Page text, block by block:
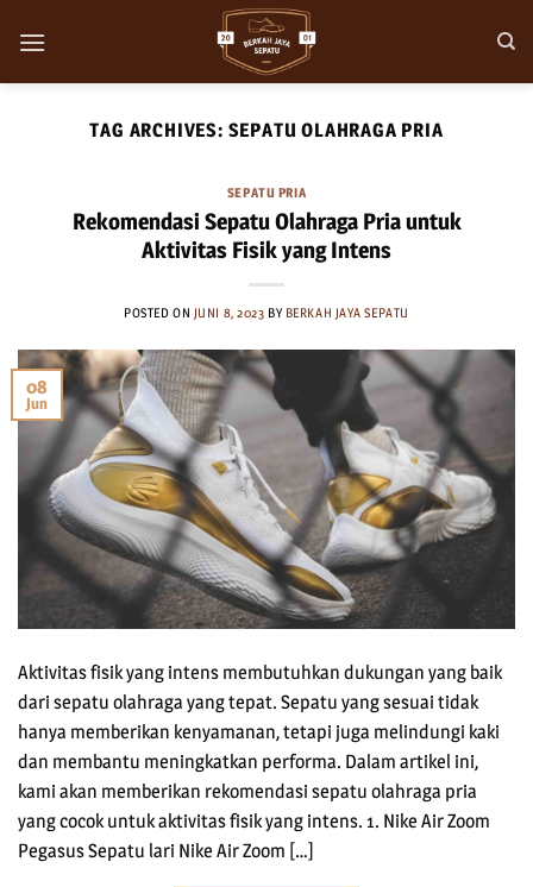
TAG ARCHIVES: SEPATU OLAHRAGA PRIA
SEPATU PRIA
Rekomendasi Sepatu Olahraga Pria untuk
Aktivitas Fisik yang Intens
POSTED ON JUNI 8, 2023 BY BERKAH JAYA SEPATU
08
Jun
Aktivitas fisik yang intens membutuhkan dukungan yang baik
dari sepatu olahraga yang tepat. Sepatu yang sesuai tidak
hanya memberikan kenyamanan, tetapi juga melindungi kaki
dan membantu meningkatkan performa. Dalam artikel ini,
kami akan memberikan rekomendasi sepatu olahraga pria
yang cocok untuk aktivitas fisik yang intens. 1. Nike Air Zoom
Pegasus Sepatu lari Nike Air Zoom […]